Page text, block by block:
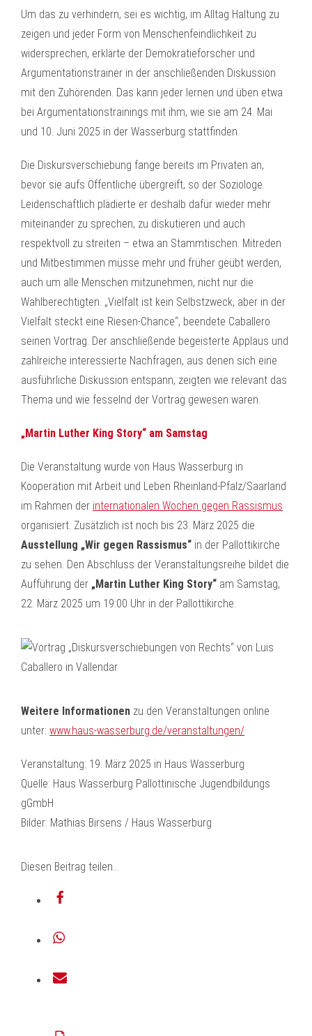
Um das zu verhindern, sei es wichtig, im Alltag Haltung zu
zeigen und jeder Form von Menschenfeindlichkeit zu
widersprechen, erklärte der Demokratieforscher und
Argumentationstrainer in der anschließenden Diskussion
mit den Zuhörenden. Das kann jeder lernen und üben etwa
bei Argumentationstrainings mit ihm, wie sie am 24. Mai
und 10. Juni 2025 in der Wasserburg stattfinden.
Die Diskursverschiebung fange bereits im Privaten an,
bevor sie aufs Öffentliche übergreift, so der Soziologe.
Leidenschaftlich plädierte er deshalb dafür wieder mehr
miteinander zu sprechen, zu diskutieren und auch
respektvoll zu streiten – etwa an Stammtischen. Mitreden
und Mitbestimmen müsse mehr und früher geübt werden,
auch um alle Menschen mitzunehmen, nicht nur die
Wahlberechtigten. „Vielfalt ist kein Selbstzweck, aber in der
Vielfalt steckt eine Riesen-Chance“, beendete Caballero
seinen Vortrag. Der anschließende begeisterte Applaus und
zahlreiche interessierte Nachfragen, aus denen sich eine
ausführliche Diskussion entspann, zeigten wie relevant das
Thema und wie fesselnd der Vortrag gewesen waren.
„Martin Luther King Story“ am Samstag
Die Veranstaltung wurde von Haus Wasserburg in
Kooperation mit Arbeit und Leben Rheinland-Pfalz/Saarland
im Rahmen der internationalen Wochen gegen Rassismus
organisiert. Zusätzlich ist noch bis 23. März 2025 die
Ausstellung „Wir gegen Rassismus“ in der Pallottikirche
zu sehen. Den Abschluss der Veranstaltungsreihe bildet die
Aufführung der „Martin Luther King Story“ am Samstag,
22. März 2025 um 19:00 Uhr in der Pallottikirche.
Weitere Informationen zu den Veranstaltungen online
unter: www.haus-wasserburg.de/veranstaltungen/
Veranstaltung: 19. März 2025 in Haus Wasserburg
Quelle: Haus Wasserburg Pallottinische Jugendbildungs
gGmbH
Bilder: Mathias Birsens / Haus Wasserburg
Diesen Beitrag teilen…